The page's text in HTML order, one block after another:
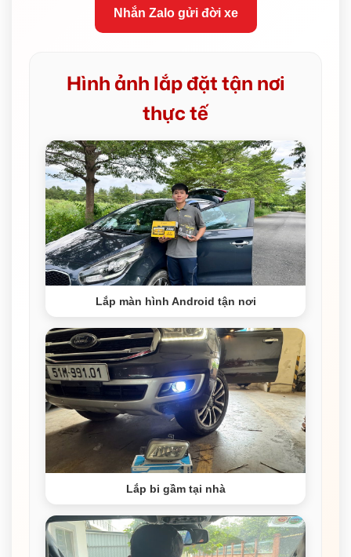
Nhắn Zalo gửi đời xe
Hình ảnh lắp đặt tận nơi
thực tế
Lắp màn hình Android tận nơi
Lắp bi gầm tại nhà